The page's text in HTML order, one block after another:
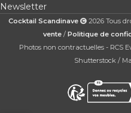
Newsletter
Cocktail Scandinave 2026 Tous
vente/ Politique de
Photos non contractuelles - RCS
Shutterstock /